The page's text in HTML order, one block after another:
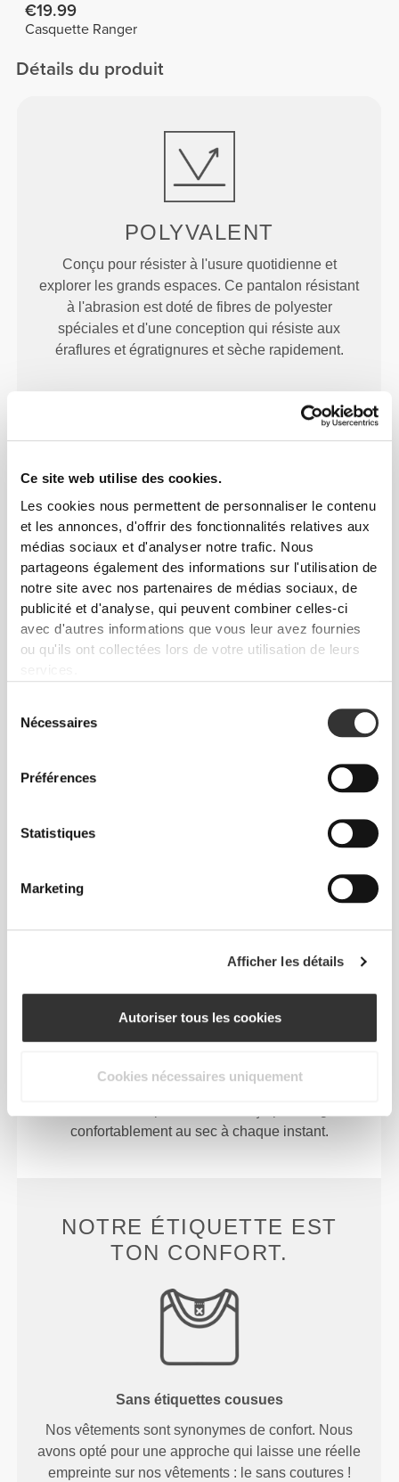
Ce site web utilise des cookies.
Les cookies nous permettent de personnaliser le contenu
et les annonces, d'offrir des fonctionnalités relatives aux
médias sociaux et d'analyser notre trafic. Nous
partageons également des informations sur l'utilisation de
notre site avec nos partenaires de médias sociaux, de
publicité et d'analyse, qui peuvent combiner celles-ci
avec d'autres informations que vous leur avez fournies
ou qu'ils ont collectées lors de votre utilisation de leurs
Nécessaires
Préférences
Statistiques
Marketing
Afficher les détails
Autoriser tous les cookies
Cookies nécessaires uniquement
€19.99
Casquette Ranger
Détails du produit
POLYVALENT
Conçu pour résister à l'usure quotidienne et
explorer les grands espaces. Ce pantalon résistant
à l'abrasion est doté de fibres de polyester
spéciales et d'une conception qui résiste aux
éraflures et égratignures et sèche rapidement.
FAIT POUR BOUGER
Ample au niveau des hanches et fuselé au niveau
des jambes, ce pantalon est conçu pour bouger
avec toi.
poches latérales et une poche spéciale résistante à
l'eau sur la cuisse gauche, parfaite pour protéger
légère inattendue ou d'éclaboussures.
TECHNOLOGIE DES FIBRES
Un tissu technique très doux et léger aux propriétés
confortablement au sec à chaque instant.
NOTRE ÉTIQUETTE EST
TON CONFORT.
Sans étiquettes cousues
Nos vêtements sont synonymes de confort. Nous
avons opté pour une approche qui laisse une réelle
empreinte sur nos vêtements : le sans coutures !